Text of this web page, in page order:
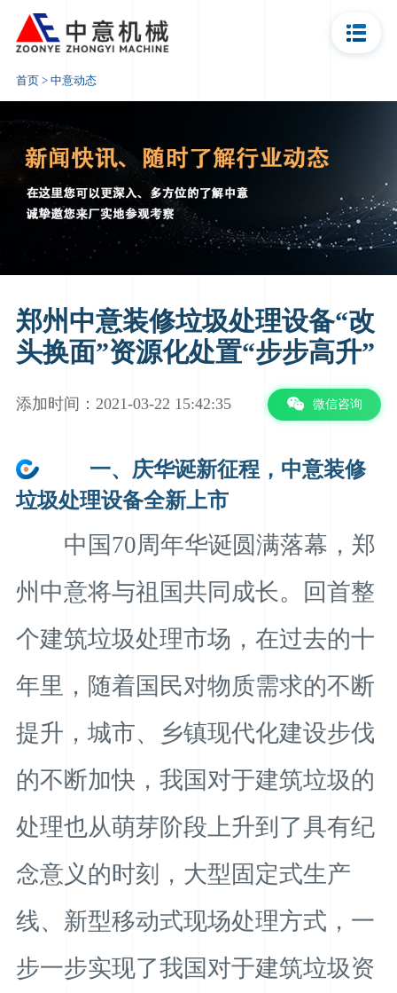
首页> 中意动态
郑州中意装修垃圾处理设备“改
头换面”资源化处置“步步高升”
添加时间：2021-03-22 15:42:35 微信咨询
一、庆华诞新征程，中意装修
垃圾处理设备全新上市
中国70周年华诞圆满落幕，郑
州中意将与祖国共同成长。回首整
个建筑垃圾处理市场，在过去的十
年里，随着国民对物质需求的不断
提升，城市、乡镇现代化建设步伐
的不断加快，我国对于建筑垃圾的
处理也从萌芽阶段上升到了具有纪
念意义的时刻，大型固定式生产
线、新型移动式现场处理方式，一
步一步实现了我国对于建筑垃圾资